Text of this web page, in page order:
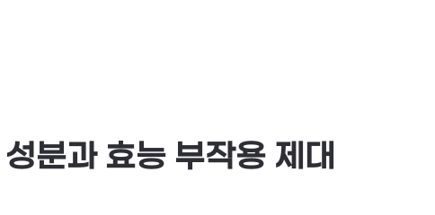
분과 효능 부작용 제대